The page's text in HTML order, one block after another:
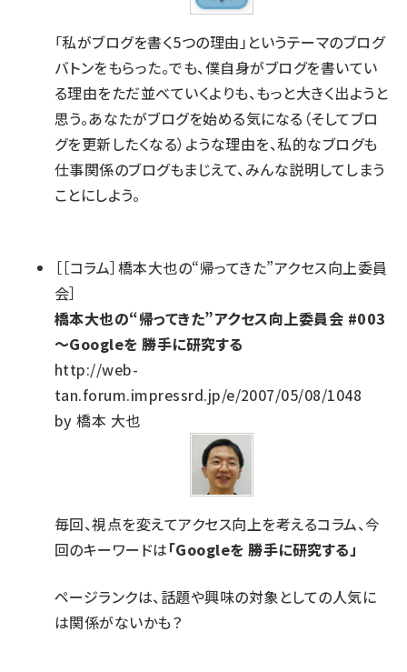
「私がブログを書く5つの理由」というテーマのブログ
バトンをもらった。でも、僕自身がブログを書いてい
る理由をただ並べていくよりも、もっと大きく出ようと
思う。あなたがブログを始める気になる（そしてブロ
グを更新したくなる）ような理由を、私的なブログも
仕事関係のブログもまじえて、みんな説明してしまう
ことにしよう。
［［コラム］橋本大也の“帰ってきた”アクセス向上委員
会］
橋本大也の“帰ってきた”アクセス向上委員会 #003
〜Googleを 勝手に研究する
http://web-
tan.forum.impressrd.jp/e/2007/05/08/1048
by 橋本 大也
毎回、視点を変えてアクセス向上を考えるコラム、今
回のキーワードは「Googleを 勝手に研究する」
ページランクは、話題や興味の対象としての人気に
は関係がないかも？